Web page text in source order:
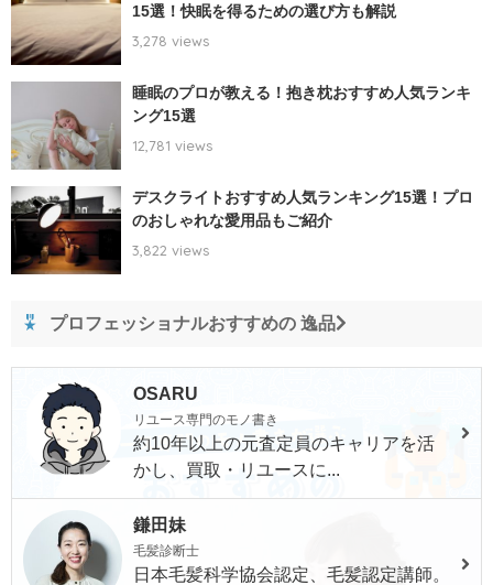
15選！快眠を得るための選び方も解説
3,278 views
睡眠のプロが教える！抱き枕おすすめ人気ランキ
ング15選
12,781 views
デスクライトおすすめ人気ランキング15選！プロ
のおしゃれな愛用品もご紹介
3,822 views
プロフェッショナルおすすめの 逸品
OSARU
リユース専門のモノ書き
約10年以上の元査定員のキャリアを活
かし、買取・リユースに...
鎌田妹
毛髪診断士
日本毛髪科学協会認定、毛髪認定講師。